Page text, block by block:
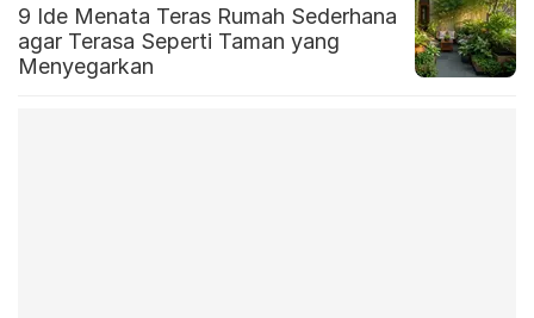
9 Ide Menata Teras Rumah Sederhana
agar Terasa Seperti Taman yang
Menyegarkan